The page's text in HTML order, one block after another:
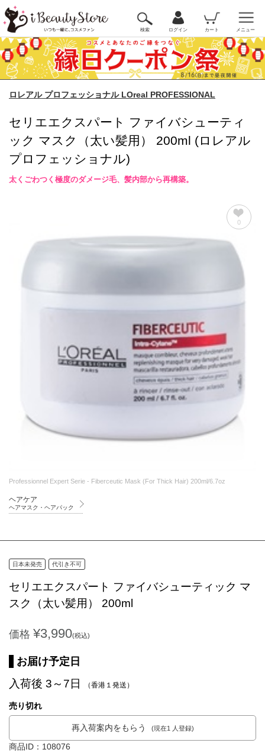
検索 ログイン カート メニュー
ロレアル プロフェッショナル LOreal PROFESSIONAL
セリエエクスパート ファイバシューティ
ック マスク（太い髪用） 200ml (ロレアル
プロフェッショナル)
太くごわつく極度のダメージ毛、髪内部から再構築。
0
Professionnel Expert Serie - Fiberceutic Mask (For Thick Hair) 200ml/6.7oz
ヘアケア
ヘアマスク・ヘアパック
日本未発売 代引き不可
セリエエクスパート ファイバシューティック マ
スク（太い髪用） 200ml
価格 ¥3,990(税込)
お届け予定日
入荷後 3～7日 （香港１発送）
売り切れ
再入荷案内をもらう (現在1 人登録)
商品ID：108076